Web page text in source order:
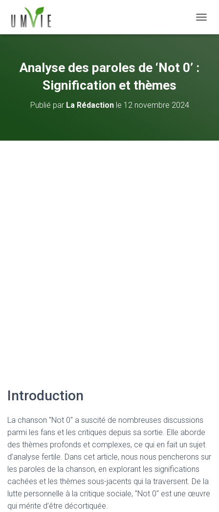
Analyse des paroles de ‘Not 0’ :
Signification et thèmes
Publié par La Rédactionle 12 novembre 2024
Introduction
La chanson "Not 0" a suscité de nombreuses discussions
parmi les fans et les critiques depuis sa sortie. Elle aborde
des thèmes profonds et complexes, ce qui en fait un sujet
d’analyse fertile. Dans cet article, nous nous pencherons sur
les paroles de la chanson, en explorant les significations
cachées et les thèmes sous-jacents qui la traversent. De la
lutte personnelle à la critique sociale, "Not 0" est une œuvre
qui mérite d’être décortiquée.